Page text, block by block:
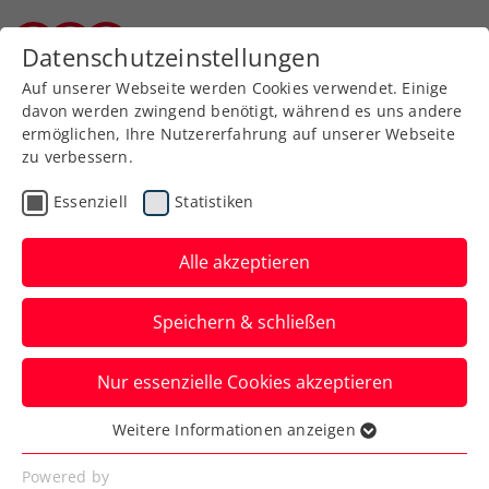
Zurück zur Newsübersicht
Turniere
ITF Antalya: Schwärzler
erobert in 47 Minuten
nächsten Herren-
Doppeltitel
Der aktuelle Jugendweltranglistenerste
schlägt in der Türkei mit dem Tschechen
Jan Hrazdil zu.
Datenschutzeinstellungen
Auf unserer Webseite werden Cookies verwendet. Einige
davon werden zwingend benötigt, während es uns andere
ermöglichen, Ihre Nutzererfahrung auf unserer Webseite
zu verbessern.
Essenziell Statistiken
Alle akzeptieren
Speichern & schließen
Nur essenzielle Cookies akzeptieren
Essenziell
Essenzielle Cookies werden für grundlegende
Weitere Informationen anzeigen
Powered by